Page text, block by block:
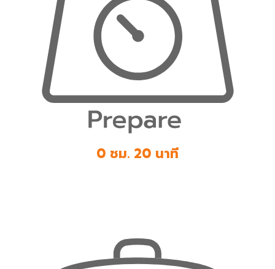
0 ชม. 20 นาที